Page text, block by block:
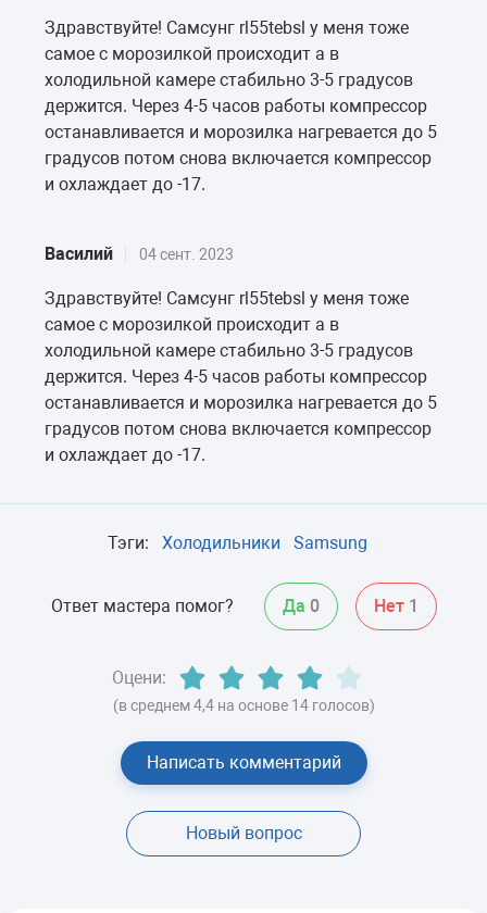
Здравствуйте! Самсунг rl55tebsl у меня тоже
самое с морозилкой происходит а в
холодильной камере стабильно 3-5 градусов
держится. Через 4-5 часов работы компрессор
останавливается и морозилка нагревается до 5
градусов потом снова включается компрессор
и охлаждает до -17.
Василий 04 сент. 2023
Здравствуйте! Самсунг rl55tebsl у меня тоже
самое с морозилкой происходит а в
холодильной камере стабильно 3-5 градусов
держится. Через 4-5 часов работы компрессор
останавливается и морозилка нагревается до 5
градусов потом снова включается компрессор
и охлаждает до -17.
Тэги: Холодильники Samsung
Ответ мастера помог? Да 0 Нет 1
Оцени:
(в среднем 4,4 на основе 14 голосов)
Написать комментарий
Новый вопрос